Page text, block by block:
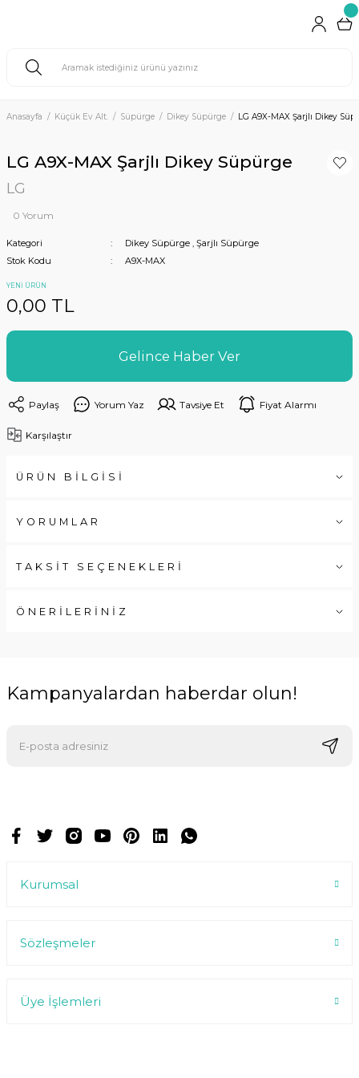
Anasayfa Küçük Ev Alt. Süpürge Dikey Süpürge LG A9X-MAX Şarjlı Dikey
LG A9X-MAX Şarjlı Dikey Süpürge
LG
0 Yorum
Kategori Dikey Süpürge , Şarjlı Süpürge
Stok Kodu
A9X-MAX
YENİ ÜRÜN
0,00 TL
Gelince Haber Ver
Paylaş Yorum Yaz Tavsiye Et Fiyat Alarmı
Karşılaştır
ÜRÜN BİLGİSİ
YORUMLAR
TAKSİT SEÇENEKLERİ
ÖNERİLERİNİZ
Kampanyalardan haberdar olun!
Kurumsal
Sözleşmeler
Üye İşlemleri